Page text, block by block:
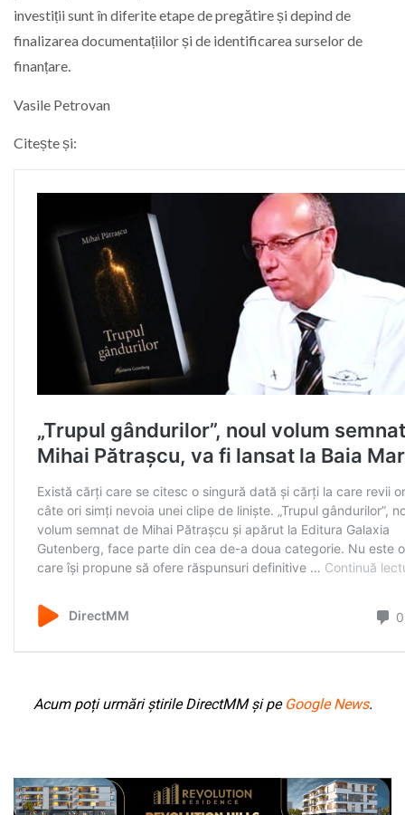
investiții sunt în diferite etape de pregătire și depind de
finalizarea documentațiilor și de identificarea surselor de
finanțare.
Vasile Petrovan
Citește și:
Acum poți urmări știrile DirectMM și pe Google News.